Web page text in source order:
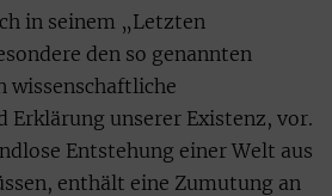
in seinem „Letzten
den so genannten
wissenschaftliche
Erklärung unserer Existenz, vor.
Entstehung einer Welt aus
enthält eine Zumutung an